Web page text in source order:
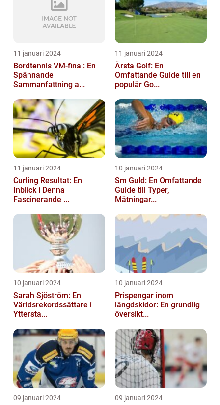
11 januari 2024
Bordtennis VM-final: En
Spännande
Sammanfattning a...
11 januari 2024
Årsta Golf: En
Omfattande Guide till en
populär Go...
11 januari 2024
Curling Resultat: En
Inblick i Denna
Fascinerande ...
10 januari 2024
Sm Guld: En Omfattande
Guide till Typer,
Mätningar...
10 januari 2024
Sarah Sjöström: En
Världsrekordssättare i
Yttersta...
10 januari 2024
Prispengar inom
längdskidor: En grundlig
översikt...
09 januari 2024 09 januari 2024